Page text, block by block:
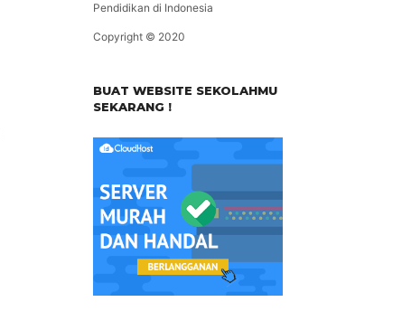
Pendidikan di Indonesia
Copyright © 2020
BUAT WEBSITE SEKOLAHMU
SEKARANG !